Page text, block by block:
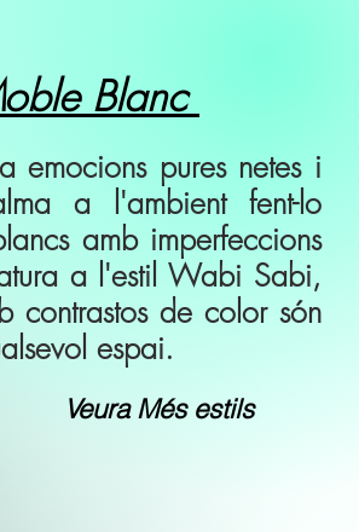
Blanc
emocions pures netes i
a l'ambient fent-lo
amb imperfeccions
a l'estil Wabi Sabi,
contrastos de color són
espai.
Veura Més estils